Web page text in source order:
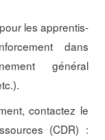
les apprentis-
dans
général
contactez le
(CDR) :